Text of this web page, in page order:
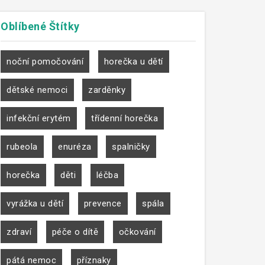
Oblíbené Štítky
noční pomočování horečka u dětí
dětské nemoci zarděnky
infekční erytém třídenní horečka
rubeola enuréza spalničky
horečka děti léčba
vyrážka u dětí prevence spála
zdraví péče o dítě očkování
pátá nemoc příznaky